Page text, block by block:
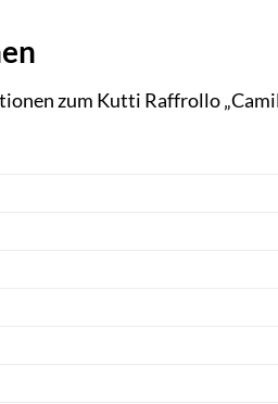
zum Kutti Raffrollo